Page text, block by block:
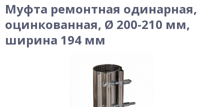
Муфта ремонтная одинарная,
оцинкованная, Ø 200-210 мм,
ширина 194 мм